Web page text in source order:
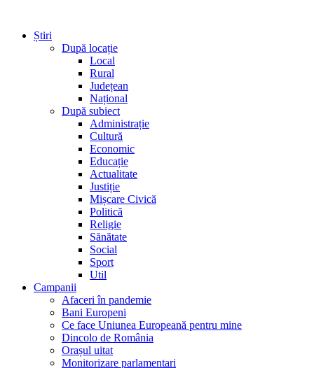
Știri
După locație
Local
Rural
Județean
Național
După subiect
Administrație
Cultură
Economic
Educație
Actualitate
Justiție
Mișcare Civică
Politică
Religie
Sănătate
Social
Sport
Util
Campanii
Afaceri în pandemie
Bani Europeni
Ce face Uniunea Europeană pentru mine
Dincolo de România
Orașul uitat
Monitorizare parlamentari